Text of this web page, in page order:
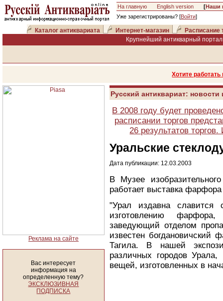
На главную English version [Наши
Уже зарегистрированы? [Войти]
Каталог антиквариата Интернет-магазин
Расписание
Крупнейший антикварный
Хотите
Реклама на сайте
Вас интересует
информация на
определенную тему?
ЭКСКЛЮЗИВНАЯ
ПОДПИСКА
Русский антиквариат:
В 2008 году будет
расписании торгов
26 результатов
Уральские
Дата публикации: 12.03.2003
В Музее
работает выставка
"Урал издавна славится
изготовлению
заведующий отделом
известен богдановичский
Тагила. В нашей
различных городов
вещей, изготовленных в